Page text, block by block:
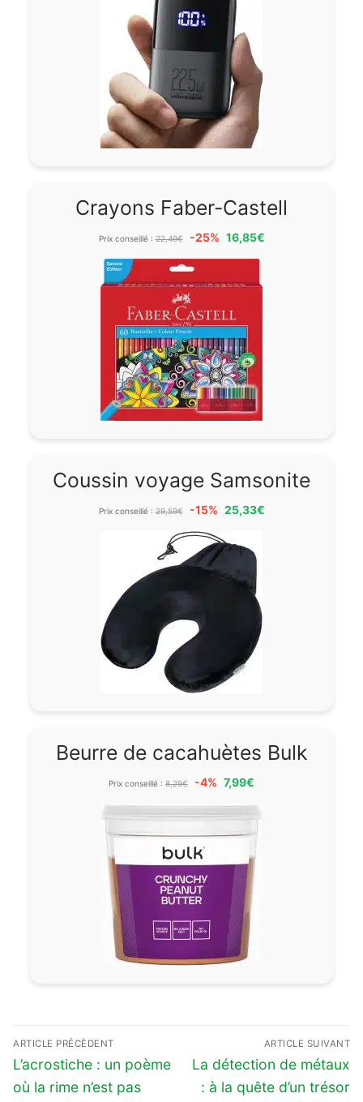
Crayons Faber-Castell
Prix conseillé :22,49€ -25% 16,85€
Coussin voyage Samsonite
Prix conseillé :29,59€ -15% 25,33€
Beurre de cacahuètes Bulk
Prix conseillé : 8,29€ -4% 7,99€
Navigation
de
l’article
ARTICLE PRÉCÈDENT
Previous
post:
L’acrostiche : un poème
où la rime n’est pas
ARTICLE SUIVANT
Next
post:
La détection de métaux
: à la quête d’un trésor